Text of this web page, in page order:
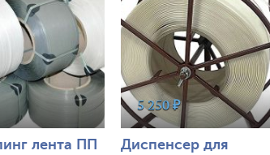
лента ПП
5 250 ₽
Диспенсер для